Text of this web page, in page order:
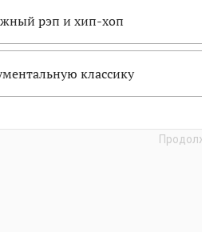
рэп и хип-хоп
классику